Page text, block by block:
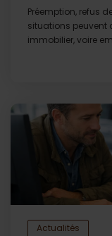
Préemption, refus
situations peuvent
immobilier, voire
Actualités